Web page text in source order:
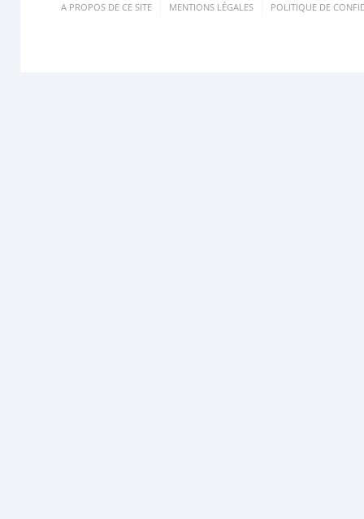
A PROPOS DE CE SITE MENTIONS LÉGALES POLITIQUE DE